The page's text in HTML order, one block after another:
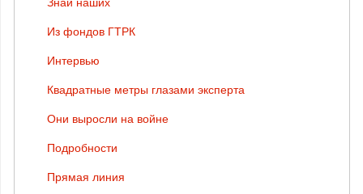
Знай наших
Из фондов ГТРК
Интервью
Квадратные метры глазами эксперта
Они выросли на войне
Подробности
Прямая линия